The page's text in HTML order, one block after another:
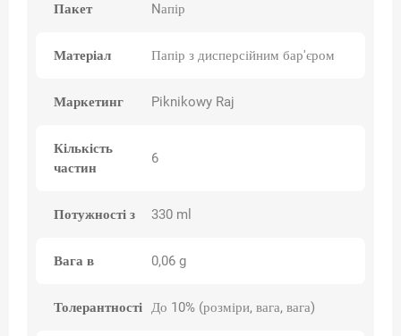
Пакет Nапір
Матеріал Папір з дисперсійним бар'єром
Маркетинг Piknikowy Raj
Кількість
частин
6
Потужності з 330 ml
Вага в 0,06 g
Толерантності До 10% (розміри, вага, вага)